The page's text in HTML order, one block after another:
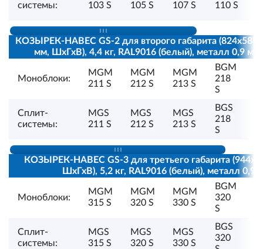
системы:
103 S
105 S
107 S
110 S
КОЗЫРЕК-НАВЕС GS-2 для второго габарита
мм, ШхГхВ), 4,4 кг, RAL9016 (белый), металл 0,9 мм
Моноблоки:
MGM
211 S
MGM
212 S
MGM
213 S
BGM
218
S
Сплит-
системы:
MGS
211 S
MGS
212 S
MGS
213 S
BGS
218
S
КОЗЫРЕК-НАВЕС GS-3 для третьего габарита
ШхГхВ), 5,2 кг, RAL9016 (белый), металл 0,9
Моноблоки:
MGM
315 S
MGM
320 S
MGM
330 S
BGM
320
S
Сплит-
системы:
MGS
315 S
MGS
320 S
MGS
330 S
BGS
320